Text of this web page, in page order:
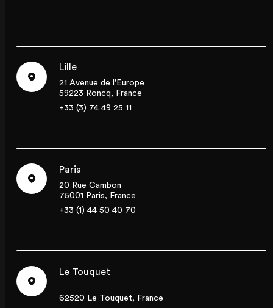
Lille
21 Avenue de l'Europe
59223 Roncq, France
+33 (3) 74 49 25 11
Paris
20 Rue Cambon
75001 Paris, France
+33 (1) 44 50 40 70
Le Touquet
62520 Le Touquet, France